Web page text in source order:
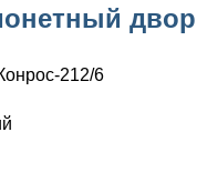
двор
212/6